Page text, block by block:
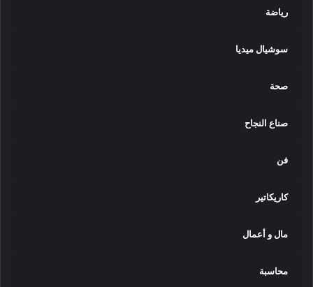
رياضة
سوشيال ميديا
صحة
صناع النجاح
فن
كاريكاتير
مال و أعمال
محاسبة